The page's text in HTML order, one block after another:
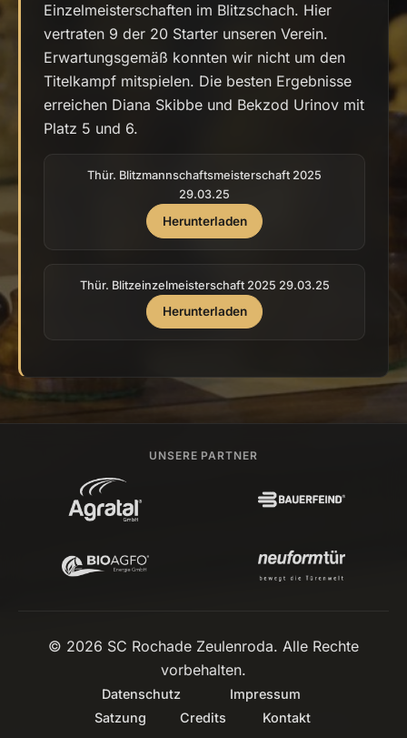
Einzelmeisterschaften im Blitzschach. Hier
vertraten 9 der 20 Starter unseren Verein.
Erwartungsgemäß konnten wir nicht um den
Titelkampf mitspielen. Die besten Ergebnisse
erreichen Diana Skibbe und Bekzod Urinov mit
Platz 5 und 6.
Thür. Blitzmannschaftsmeisterschaft 2025
29.03.25
Herunterladen
Thür. Blitzeinzelmeisterschaft 2025 29.03.25
Herunterladen
UNSERE PARTNER
© 2026 SC Rochade Zeulenroda. Alle Rechte
vorbehalten.
Datenschutz
Impressum
Satzung
Credits Kontakt